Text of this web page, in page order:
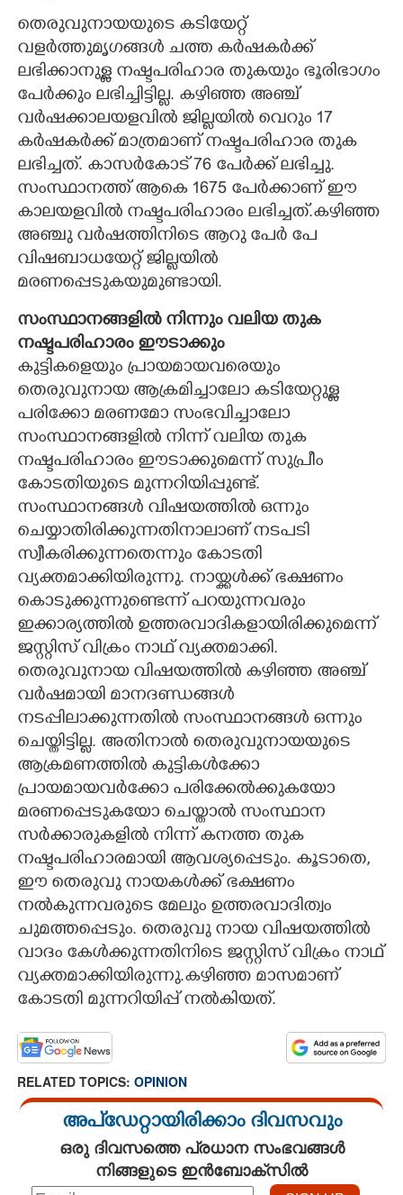
തെരുവുനായയുടെ കടിയേറ്റ്
വളർത്തുമൃഗങ്ങൾ ചത്ത കർഷകർക്ക്
ലഭിക്കാനുള്ള നഷ്ടപരിഹാര തുകയും ഭൂരിഭാഗം
പേർക്കും ലഭിച്ചിട്ടില്ല. കഴിഞ്ഞ അഞ്ച്
വർഷക്കാലയളവിൽ ജില്ലയിൽ വെറും 17
കർഷകർക്ക് മാത്രമാണ് നഷ്ടപരിഹാര തുക
ലഭിച്ചത്. കാസർകോട് 76 പേർക്ക് ലഭിച്ചു.
സംസ്ഥാനത്ത് ആകെ 1675 പേർക്കാണ് ഈ
കാലയളവിൽ നഷ്ടപരിഹാരം ലഭിച്ചത്.കഴിഞ്ഞ
അഞ്ചു വർഷത്തിനിടെ ആറു പേർ പേ
വിഷബാധയേറ്റ് ജില്ലയിൽ
മരണപ്പെടുകയുമുണ്ടായി.
സംസ്ഥാനങ്ങളിൽ നിന്നും വലിയ തുക
നഷ്ടപരിഹാരം ഈടാക്കും
കുട്ടികളെയും പ്രായമായവരെയും
തെരുവുനായ ആക്രമിച്ചാലോ കടിയേറ്റുള്ള
പരിക്കോ മരണമോ സംഭവിച്ചാലോ
സംസ്ഥാനങ്ങളിൽ നിന്ന് വലിയ തുക
നഷ്ടപരിഹാരം ഈടാക്കുമെന്ന് സുപ്രീം
കോടതിയുടെ മുന്നറിയിപ്പുണ്ട്.
സംസ്ഥാനങ്ങൾ വിഷയത്തിൽ ഒന്നും
ചെയ്യാതിരിക്കുന്നതിനാലാണ് നടപടി
സ്വീകരിക്കുന്നതെന്നും കോടതി
വ്യക്തമാക്കിയിരുന്നു. നായ്ക്കൾക്ക് ഭക്ഷണം
കൊടുക്കുന്നുണ്ടെന്ന് പറയുന്നവരും
ഇക്കാര്യത്തിൽ ഉത്തരവാദികളായിരിക്കുമെന്ന്
ജസ്റ്റിസ് വിക്രം നാഥ് വ്യക്തമാക്കി.
തെരുവുനായ വിഷയത്തിൽ കഴിഞ്ഞ അഞ്ച്
വർഷമായി മാനദണ്ഡങ്ങൾ
നടപ്പിലാക്കുന്നതിൽ സംസ്ഥാനങ്ങൾ ഒന്നും
ചെയ്തിട്ടില്ല. അതിനാൽ തെരുവുനായയുടെ
ആക്രമണത്തിൽ കുട്ടികൾക്കോ
പ്രായമായവർക്കോ പരിക്കേൽക്കുകയോ
മരണപ്പെടുകയോ ചെയ്താൽ സംസ്ഥാന
സർക്കാരുകളിൽ നിന്ന് കനത്ത തുക
നഷ്ടപരിഹാരമായി ആവശ്യപ്പെടും. കൂടാതെ,
ഈ തെരുവു നായകൾക്ക് ഭക്ഷണം
നൽകുന്നവരുടെ മേലും ഉത്തരവാദിത്വം
ചുമത്തപ്പെടും. തെരുവു നായ വിഷയത്തിൽ
വാദം കേൾക്കുന്നതിനിടെ ജസ്റ്റിസ് വിക്രം നാഥ്
വ്യക്തമാക്കിയിരുന്നു.കഴിഞ്ഞ മാസമാണ്
കോടതി മുന്നറിയിപ്പ് നൽകിയത്.
RELATED TOPICS: OPINION
അപ്ഡേറ്റായിരിക്കാം ദിവസവും
ഒരു ദിവസത്തെ പ്രധാന സംഭവങ്ങൾ
നിങ്ങളുടെ ഇൻബോക്സിൽ
Share this link